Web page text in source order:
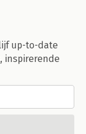
up-to-date
inspirerende